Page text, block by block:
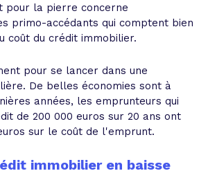
pour la pierre concerne
primo-accédants qui comptent bien
coût du crédit immobilier.
pour se lancer dans une
De belles économies sont à
années, les emprunteurs qui
de 200 000 euros sur 20 ans ont
sur le coût de l'emprunt.
immobilier en baisse